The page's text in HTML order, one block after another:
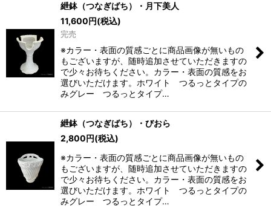
紲鉢（つなぎばち）・月下美人
11,600円(税込)
完売
※カラー・表面の質感ごとに商品画像が無いもの
もございますが、随時追加させていただきますの
で少々お待ちください。カラー・表面の質感をお
選びいただけます。ホワイト つるっとタイプの
みグレー つるっとタイプ…
紲鉢（つなぎばち）・びおら
2,800円(税込)
※カラー・表面の質感ごとに商品画像が無いもの
もございますが、随時追加させていただきますの
で少々お待ちください。カラー・表面の質感をお
選びいただけます。ホワイト つるっとタイプの
みグレー つるっとタイプ…